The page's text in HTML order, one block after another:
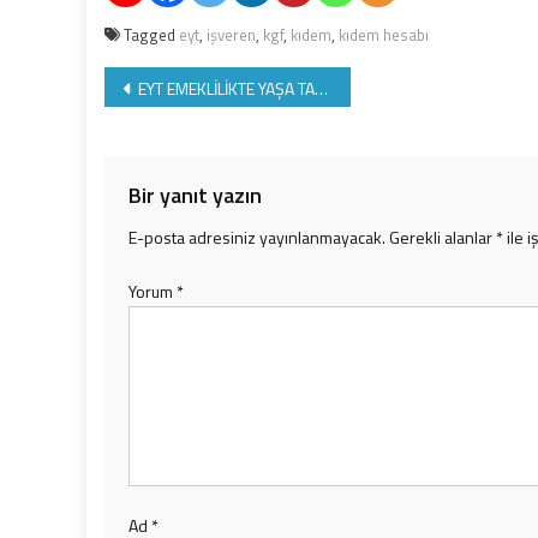
Tagged eyt, işveren, kgf, kıdem, kıdem hesabı
Yazı
EYT EMEKLİLİKTE YAŞA TAKILANLAR DOSYASI
Bir yanıt yazın
E-posta adresiniz yayınlanmayacak.Gerekli alanlar*ile
Yorum *
Ad *